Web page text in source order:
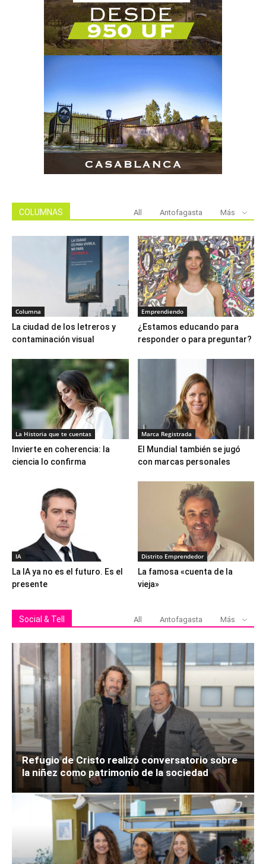
COLUMNAS All Antofagasta Más
Columna
La ciudad de los letreros y
contaminación visual
Emprendiendo
¿Estamos educando para
responder o para preguntar?
La Historia que te cuentas
Invierte en coherencia: la
ciencia lo confirma
Marca Registrada
El Mundial también se jugó
con marcas personales
IA
La IA ya no es el futuro. Es el
presente
Distrito Emprendedor
La famosa «cuenta de la
vieja»
Social & Tell All Antofagasta Más
Refugio de Cristo realizó conversatorio sobre
la niñez como patrimonio de la sociedad